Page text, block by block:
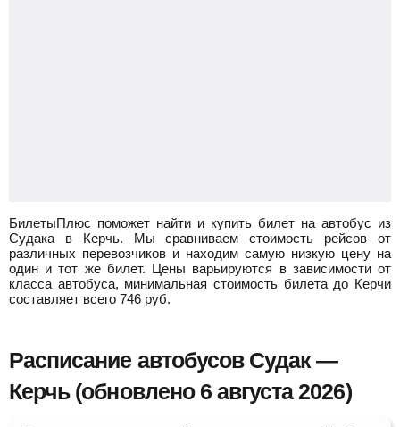
БилетыПлюс поможет найти и купить билет на автобус из
Судака в Керчь.
Мы сравниваем стоимость рейсов от
различных перевозчиков и находим самую низкую цену на
один и тот же билет. Цены варьируются в зависимости от
класса автобуса, минимальная стоимость билета до Керчи
составляет всего 746 руб.
Расписание автобусов Судак —
Керчь (обновлено 6 августа 2026)